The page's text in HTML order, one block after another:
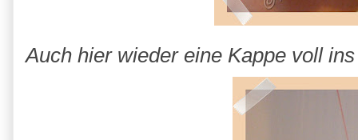
Auch hier wieder eine Kappe voll